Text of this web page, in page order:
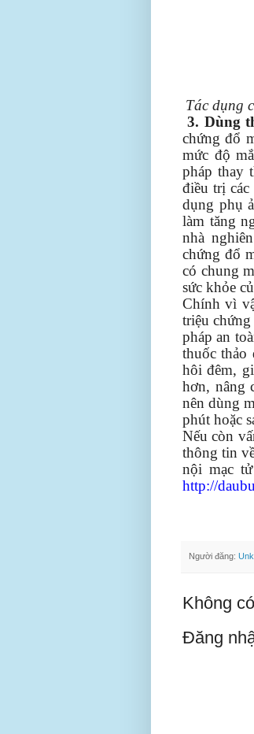
Tác dụng
3. Dùng
chứng đổ
mức độ
pháp thay
điều trị
dụng phụ
làm tăng
nhà
chứng đổ
có chung
sức khỏe
Chính vì
triệu
pháp an
thuốc thảo
hôi đêm,
hơn, nâng
nên dùng
phút hoặc
Nếu còn
thông tin
nội mạc
http://
Người đăng:
Không
Đăng